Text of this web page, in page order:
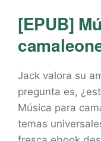
[EPUB]
Jack valora su
pregunta es,
Música para
temas